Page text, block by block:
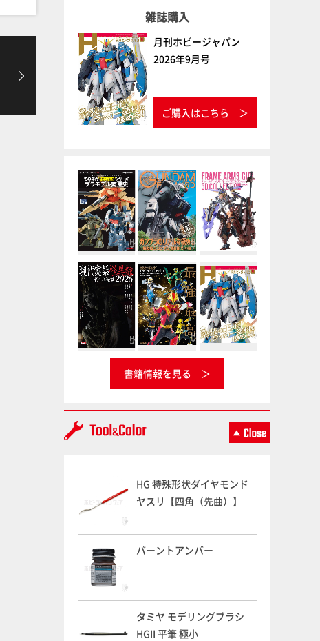
雑誌購入
月刊ホビージャパン
2026年9月号
ご購入はこちら
書籍情報を見る
HG 特殊形状ダイヤモンド
ヤスリ【四角（先曲）】
バーントアンバー
タミヤ モデリングブラシ
HGII 平筆 極小